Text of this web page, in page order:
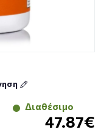
Διαθέσιμο
47.87€